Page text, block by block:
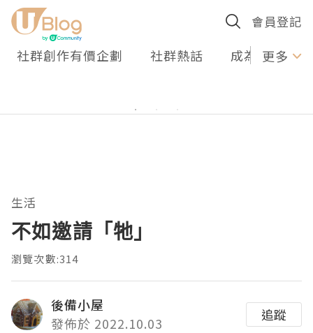
會員登記
社群創作有價企劃 社群熱話 成為U更多
生活
不如邀請「牠」
瀏覽次數:314
後備小屋
發佈於 2022.10.03
追蹤